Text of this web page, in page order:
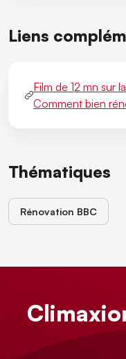
Liens
Film de 12 mn sur
Comment bien
Thématiques
Rénovation BBC